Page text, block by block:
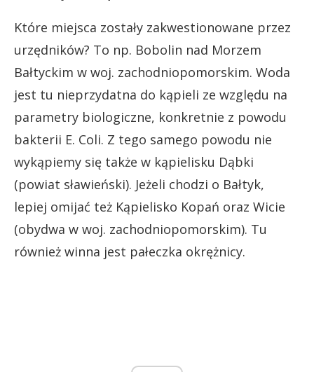
Które miejsca zostały zakwestionowane przez
urzędników? To np. Bobolin nad Morzem
Bałtyckim w woj. zachodniopomorskim. Woda
jest tu nieprzydatna do kąpieli ze względu na
parametry biologiczne, konkretnie z powodu
bakterii E. Coli. Z tego samego powodu nie
wykąpiemy się także w kąpielisku Dąbki
(powiat sławieński). Jeżeli chodzi o Bałtyk,
lepiej omijać też Kąpielisko Kopań oraz Wicie
(obydwa w woj. zachodniopomorskim). Tu
również winna jest pałeczka okrężnicy.